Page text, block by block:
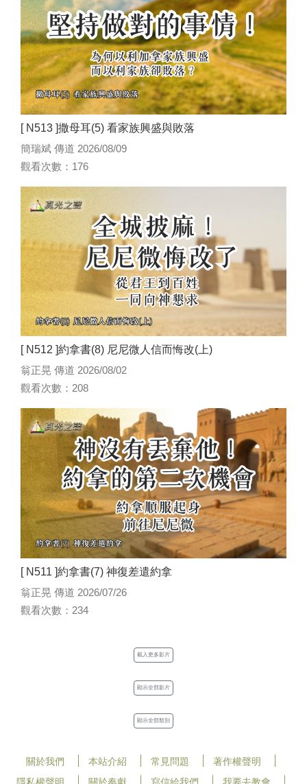
[ N513 ]撒母耳(5) 看家族興盛與敗落
簡瑞斌 傳道 2026/08/09
觀看次數：176
[ N512 ]約拿書(8) 尼尼微人信而悔改(上)
翁正晃 傳道 2026/08/02
觀看次數：208
[ N511 ]約拿書(7) 神復差遣約拿
翁正晃 傳道 2026/07/26
觀看次數：234
載入更多影片
顯示全部影片
顯示全部類別
關於我們 本站介紹 常見問題
著作權聲明
隱私權聲明
關於奉獻 寫信給我們 我要去教會